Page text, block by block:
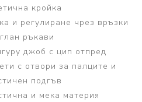
кройка
и регулиране чрез връзки
ръкави
джоб с цип отпред
с отвори за палците и
подгъв
и мека материя